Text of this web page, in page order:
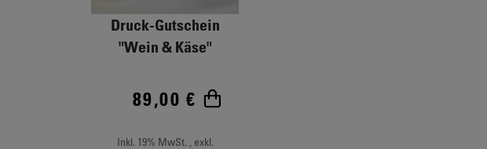
Druck-Gutschein
"Wein & Käse"
89,00 € In den Warenkorb
Inkl. 19% MwSt.
exkl.